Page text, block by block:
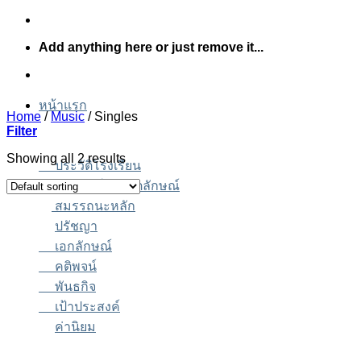
Skip
contentAdd anything here or just remove it...
หน้าแรก
ประวัติโรงเรียน
วิสัยทัศน์และอัตลักษณ์
สมรรถนะหลัก
ปรัชญา
เอกลักษณ์
คติพจน์
พันธกิจ
เป้าประสงค์
ค่านิยม
Home / Music /Singles
Filter
Showing all 2 results